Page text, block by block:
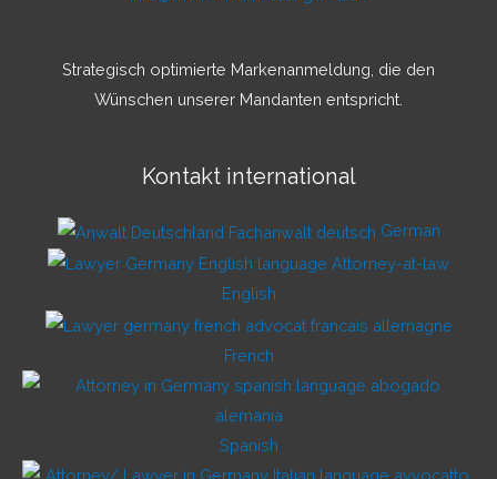
Strategisch optimierte Markenanmeldung, die den
Wünschen unserer Mandanten entspricht.
Kontakt international
German
English
French
Spanish